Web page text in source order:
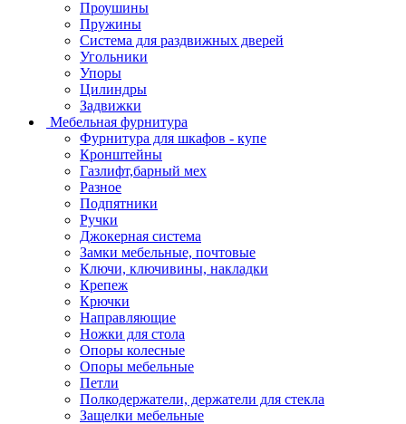
Проушины
Пружины
Система для раздвижных дверей
Угольники
Упоры
Цилиндры
Задвижки
Мебельная фурнитура
Фурнитура для шкафов - купе
Кронштейны
Газлифт,барный мех
Разное
Подпятники
Ручки
Джокерная система
Замки мебельные, почтовые
Ключи, ключивины, накладки
Крепеж
Крючки
Направляющие
Ножки для стола
Опоры колесные
Опоры мебельные
Петли
Полкодержатели, держатели для стекла
Защелки мебельные